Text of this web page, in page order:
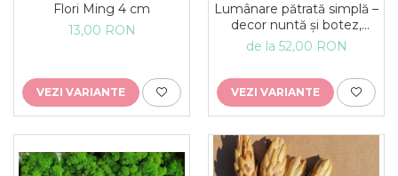
Flori Ming 4 cm
13,00 RON
VEZI VARIANTE
Lumânare pătrată simplă –
decor nuntă și botez,
lumânare eveniment
de la 52,00 RON
VEZI VARIANTE